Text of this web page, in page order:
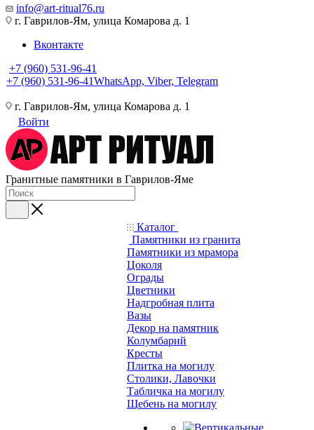
info@art-ritual76.ru
г. Гаврилов-Ям, улица Комарова д. 1
Вконтакте
+7 (960) 531-96-41
+7 (960) 531-96-41WhatsApp, Viber, Telegram
г. Гаврилов-Ям, улица Комарова д. 1
Войти
Гранитные памятники в Гаврилов-Яме
Каталог
Памятники из гранита
Памятники из мрамора
Цоколя
Ограды
Цветники
Надгробная плита
Вазы
Декор на памятник
Колумбарий
Кресты
Плитка на могилу
Столики, Лавочки
Табличка на могилу
Щебень на могилу